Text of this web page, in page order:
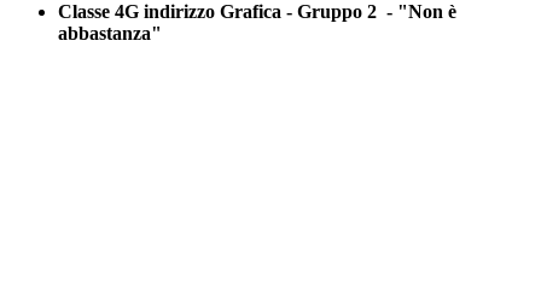
Classe 4G indirizzo Grafica - Gruppo 2 - "Non è
abbastanza"